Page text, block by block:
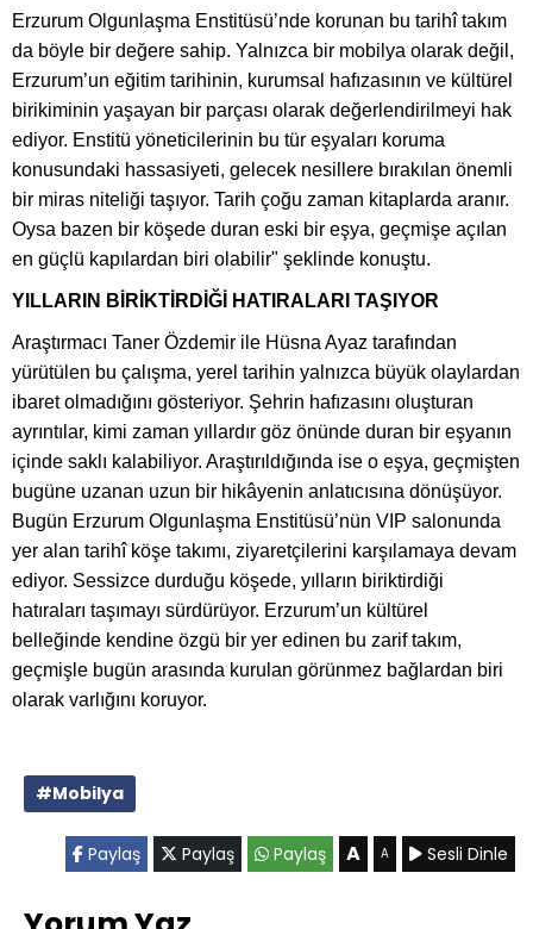
Erzurum Olgunlaşma Enstitüsü’nde korunan bu tarihî takım
da böyle bir değere sahip. Yalnızca bir mobilya olarak değil,
Erzurum’un eğitim tarihinin, kurumsal hafızasının ve kültürel
birikiminin yaşayan bir parçası olarak değerlendirilmeyi hak
ediyor. Enstitü yöneticilerinin bu tür eşyaları koruma
konusundaki hassasiyeti, gelecek nesillere bırakılan önemli
bir miras niteliği taşıyor. Tarih çoğu zaman kitaplarda aranır.
Oysa bazen bir köşede duran eski bir eşya, geçmişe açılan
en güçlü kapılardan biri olabilir" şeklinde konuştu.
YILLARIN BİRİKTİRDİĞİ HATIRALARI TAŞIYOR
Araştırmacı Taner Özdemir ile Hüsna Ayaz tarafından
yürütülen bu çalışma, yerel tarihin yalnızca büyük olaylardan
ibaret olmadığını gösteriyor. Şehrin hafızasını oluşturan
ayrıntılar, kimi zaman yıllardır göz önünde duran bir eşyanın
içinde saklı kalabiliyor. Araştırıldığında ise o eşya, geçmişten
bugüne uzanan uzun bir hikâyenin anlatıcısına dönüşüyor.
Bugün Erzurum Olgunlaşma Enstitüsü’nün VIP salonunda
yer alan tarihî köşe takımı, ziyaretçilerini karşılamaya devam
ediyor. Sessizce durduğu köşede, yılların biriktirdiği
hatıraları taşımayı sürdürüyor. Erzurum’un kültürel
belleğinde kendine özgü bir yer edinen bu zarif takım,
geçmişle bugün arasında kurulan görünmez bağlardan biri
olarak varlığını koruyor.
#Mobilya
Paylaş Paylaş Paylaş A A Sesli Dinle